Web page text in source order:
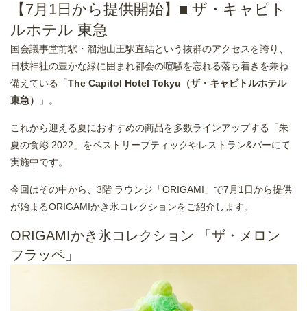
【7月1日から提供開始】■ ザ・キャピト
ルホテル 東急
国会議事堂前駅・溜池山王駅直結という抜群のアクセスを誇り、
日枝神社の豊かな緑に囲まれ都会の喧騒を忘れる落ち着きを兼ね
備えている「The Capitol Hotel Tokyu（ザ・キャピトルホテル
東急）
」。
これから迎える夏におすすめの商品を多数ラインアップする「朱
夏の食彩 2022」をペストリーブティックやレストラン&バーにて
実施中です。
今回はその中から、3階 ラウンジ「ORIGAMI」で7月1日から提供
が始まるORIGAMIかき氷コレクションをご紹介します。
ORIGAMIかき氷コレクション 「ザ・メロン
フラッペ」